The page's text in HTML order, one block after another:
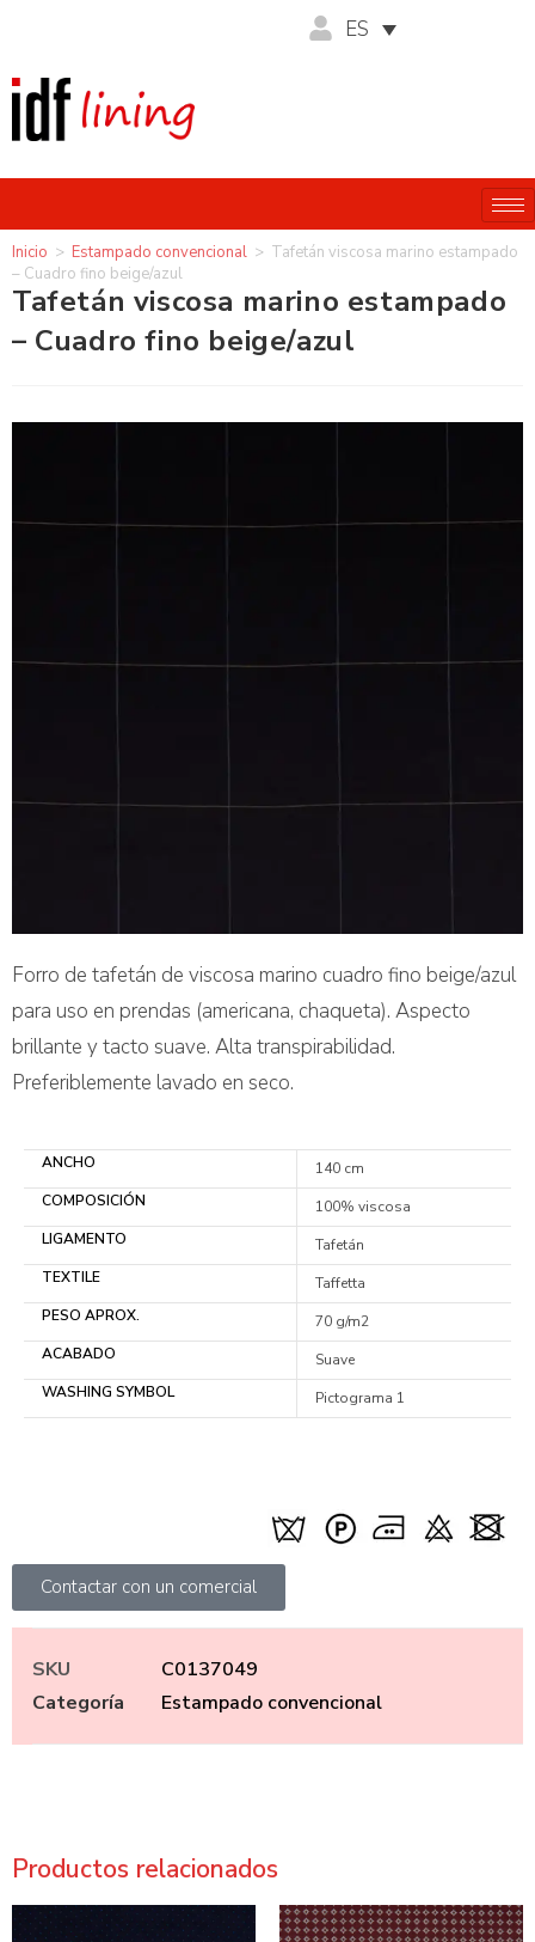
ES
Inicio > Estampado convencional > Tafetán viscosa marino estampado
– Cuadro fino beige/azul
Tafetán viscosa marino estampado
– Cuadro fino beige/azul
Forro de tafetán de viscosa marino cuadro fino beige/azul
para uso en prendas (americana, chaqueta). Aspecto
brillante y tacto suave. Alta transpirabilidad.
Preferiblemente lavado en seco.
ANCHO
140 cm
COMPOSICIÓN
100% viscosa
LIGAMENTO
Tafetán
TEXTILE
Taffetta
PESO APROX.
70 g/m2
ACABADO
Suave
WASHING SYMBOL
Pictograma 1
Contactar con un comercial
SKU
C0137049
Categoría
Estampado convencional
Productos relacionados